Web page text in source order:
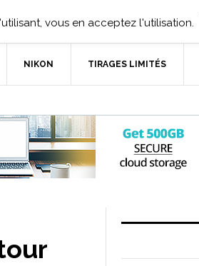
NIKON TIRAGES LIMITÉS
vous en acceptez l'utilisation.